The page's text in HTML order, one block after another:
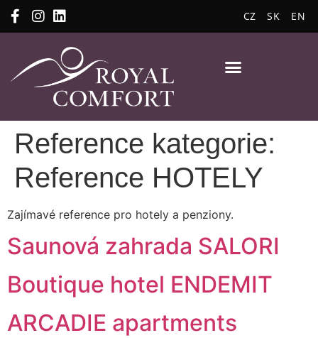
CZ SK EN
Reference kategorie:
Reference HOTELY
Zajímavé reference pro hotely a penziony.
Saunová zahrada SALORI
Boutique hotel ENDEMIT
ARCADIE apartments